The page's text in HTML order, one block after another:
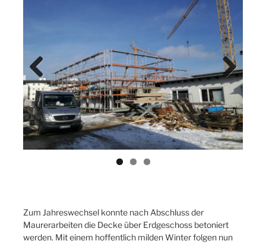
Previ
ous
Next
Zum Jahreswechsel konnte nach Abschluss der
Maurerarbeiten die Decke über Erdgeschoss betoniert
werden. Mit einem hoffentlich milden Winter folgen nun